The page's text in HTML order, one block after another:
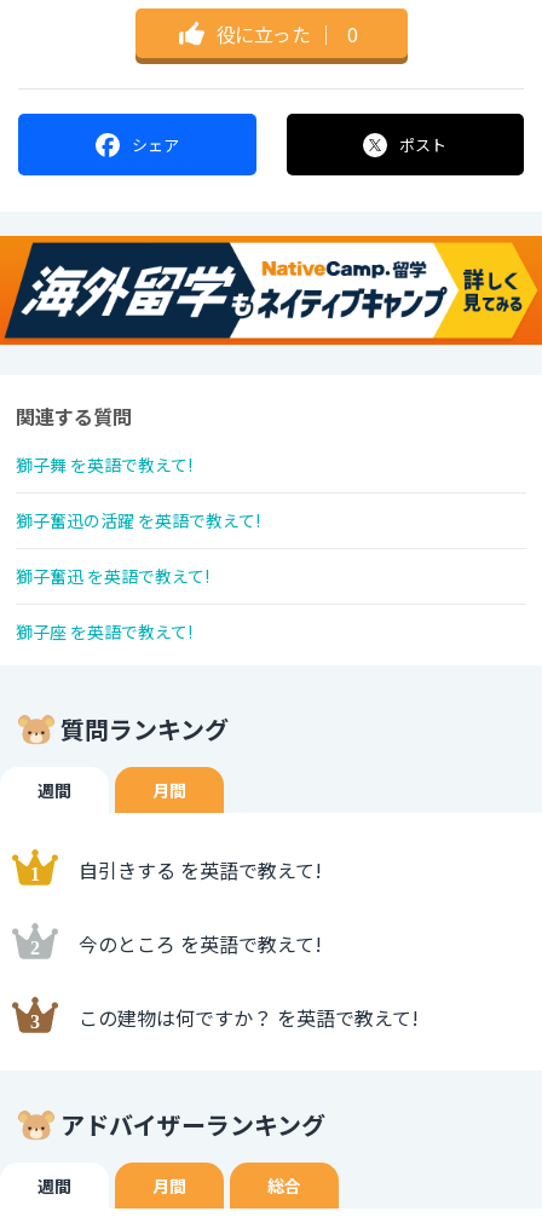
役に立った ｜ 0
シェア ポスト
関連する質問
獅子舞 を英語で教えて!
獅子奮迅の活躍 を英語で教えて!
獅子奮迅 を英語で教えて!
獅子座 を英語で教えて!
質問ランキング
週間 月間
自引きする を英語で教えて!
今のところ を英語で教えて!
この建物は何ですか？ を英語で教えて!
アドバイザーランキング
週間 月間 総合